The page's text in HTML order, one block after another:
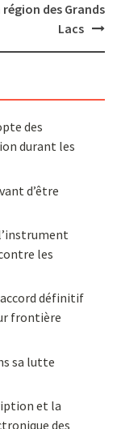
région des Grands
Lacs
des
durant les
d’être
les
définitif
frontière
sa lutte
et la
des